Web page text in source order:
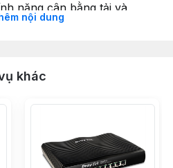
năng cân bằng tải và
đa hóa độ tin cậy của kết
Anti-Dos, quy tắc lưu
giao thức và thống kê lưu
hiệu suất thời gian thực
trễ thấp
nội dung
khác